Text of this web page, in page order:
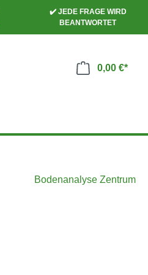
✔️ JEDE FRAGE WIRD
BEANTWORTET
0,00 €*
Bodenanalyse Zentrum